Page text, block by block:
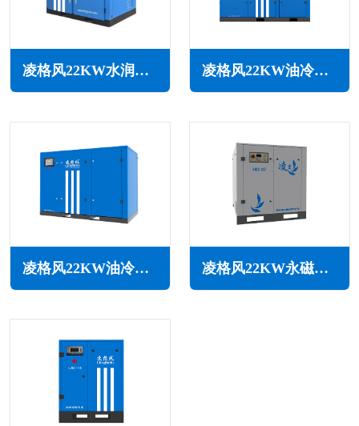
凌格风22KW水润滑无油空压机LSW系列 凌格风22KW油冷永磁变频空压机LOH系列
凌格风22KW油冷永磁变频空压机LSH系列 凌格风22KW永磁变频空压机HD系列